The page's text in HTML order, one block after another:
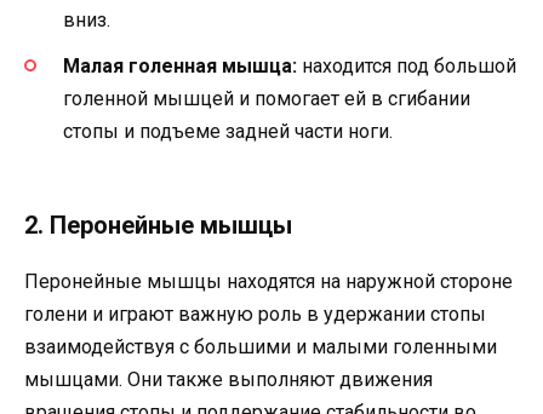
вниз.
Малая голенная мышца: находится под большой
голенной мышцей и помогает ей в сгибании
стопы и подъеме задней части ноги.
2. Перонейные мышцы
Перонейные мышцы находятся на наружной стороне
голени и играют важную роль в удержании стопы
взаимодействуя с большими и малыми голенными
мышцами. Они также выполняют движения